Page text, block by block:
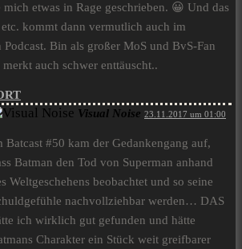
mich etwas in Rage geschrieben. 😀 Und das
kommt dann vermutlich auch im
Podcast. Bin als großer MoS und BvS-Fan
auch schwer enttäuscht..
Visual Noise 23.11.2017 um 01:00
Batcast #50 kam der Gedankengang auf,
Batman den Tod von Superman anhand
Weltgeschehens beobachtet und so seine
nachvollziehbar werden… DAS
ich wirklich gut gefunden und hätte
Charakter ein Stück weit greifbarer